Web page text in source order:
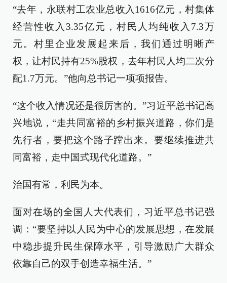
“去年，永联村工农业总收入1616亿元，村集体
经营性收入3.35亿元，村民人均纯收入7.3万
元。村里企业发展起来后，我们通过明晰产
权，让村民持有25%股权，去年村民人均二次分
配1.7万元。”他向总书记一项项报告。
“这个收入情况还是很厉害的。”习近平总书记高
兴地说，“走共同富裕的乡村振兴道路，你们是
先行者，要把这个路子蹚出来。要继续推进共
同富裕，走中国式现代化道路。”
治国有常，利民为本。
面对在场的全国人大代表们，习近平总书记强
调：“要坚持以人民为中心的发展思想，在发展
中稳步提升民生保障水平，引导激励广大群众
依靠自己的双手创造幸福生活。”